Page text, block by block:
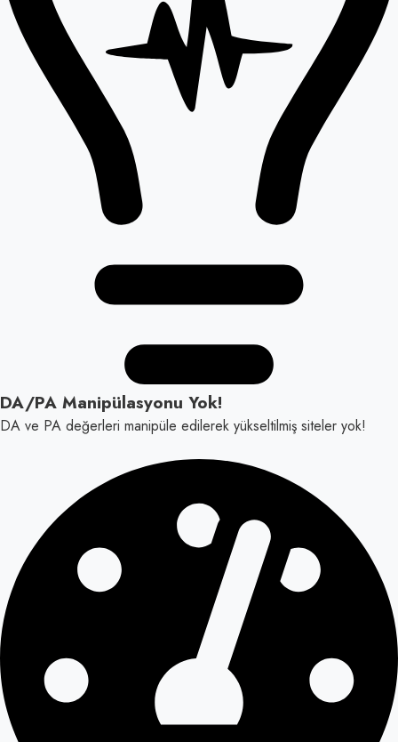
DA/PA Manipülasyonu Yok!
DA ve PA değerleri manipüle edilerek yükseltilmiş siteler yok!